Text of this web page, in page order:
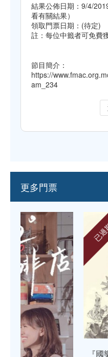
結果公佈日期：9/4/
看有關結果）
領取門票日期：(待定)
註：每位中籤者可免費
節目簡介：
https://
am_234
更多門票
已過期
『國樂風韻…中國經